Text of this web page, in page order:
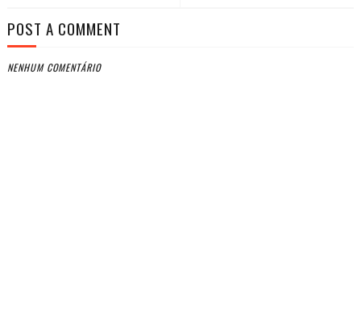
POST A COMMENT
NENHUM COMENTÁRIO